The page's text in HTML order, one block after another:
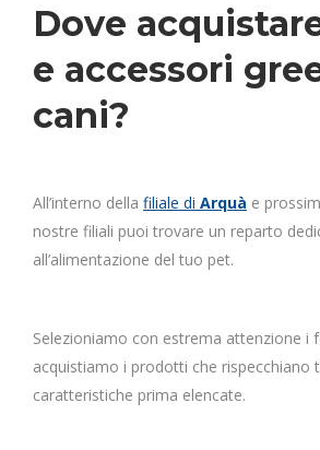
Dove
e accessori
cani?
All’interno della filiale di Arquà e
nostre filiali puoi trovare un reparto
all’alimentazione del tuo pet.
Selezioniamo con estrema attenzione i
acquistiamo i prodotti che rispecchiano
caratteristiche prima elencate.